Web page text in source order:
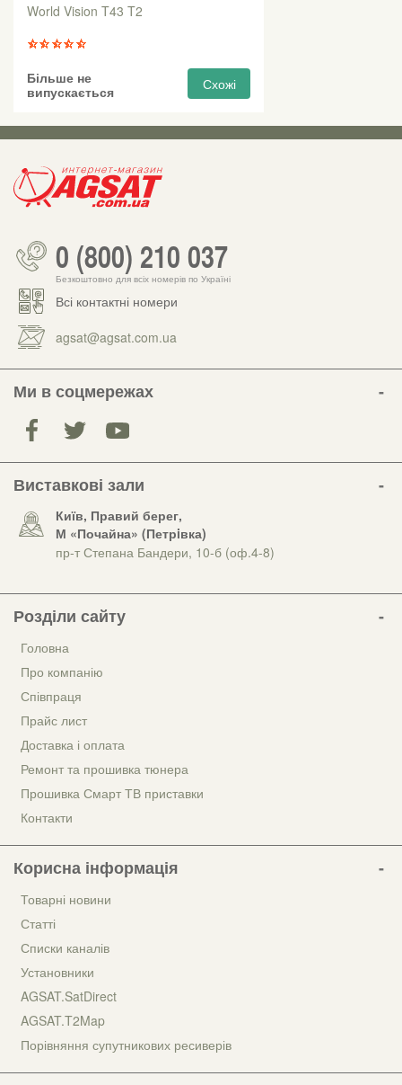
World Vision T43 T2
Більше не
випускається
Схожі
0 (800) 210 037
Безкоштовно для всіх номерів по Україні
Всі контактні номери
agsat@agsat.com.ua
Ми в соцмережах
Виставкові зали
Київ, Правий берег,
М «Почайна» (Петрiвка)
пр-т Степана Бандери, 10-б (оф.4-8)
Розділи сайту
Головна
Про компанію
Співпраця
Прайс лист
Доставка і оплата
Ремонт та прошивка тюнера
Прошивка Смарт ТВ приставки
Контакти
Корисна інформація
Товарні новини
Статті
Списки каналів
Установники
AGSAT.SatDirect
AGSAT.T2Map
Порівняння супутникових ресиверів